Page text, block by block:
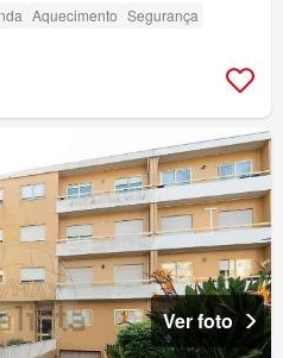
Aquecimento Segurança
Ver foto